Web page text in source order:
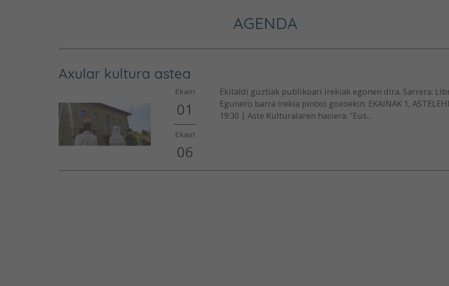
AGENDA
Axular kultura astea
Ekain
01
Ekain
06
Ekitaldi guztiak publikoari irekiak egonen dira. Sarrera:
Egunero barra irekia pintxo goxoekin. EKAINAK 1,
19:30 | Aste Kulturalaren hasiera. “Eus...